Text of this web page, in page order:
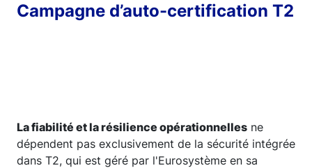
Campagne d’auto-certification T2
La fiabilité et la résilience opérationnelles ne
dépendent pas exclusivement de la sécurité intégrée
dans T2, qui est géré par l'Eurosystème en sa